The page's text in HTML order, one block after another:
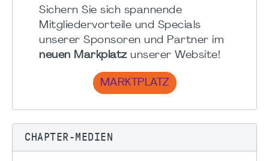
Sichern Sie sich spannende
Mitgliedervorteile und Specials
unserer Sponsoren und Partner im
neuen Markplatzunserer Website!
MARKTPLATZ
CHAPTER-MEDIEN